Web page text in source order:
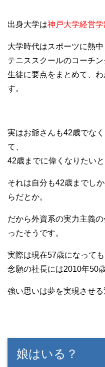
出身大学は神戸大学経営学
大学時代はスポーツに熱中
テニススクールのコーチ
生徒に要点をまとめて、
す。
実はお爺さんも42歳でな
て、
42歳までに偉くなりたい
それは自分も42歳までし
らだとか。
だから外資系の実力主義
ったそうです。
実際は現在57歳になって
念願の社長には2010年50
強い思いは夢を実現させる
娘はいる？